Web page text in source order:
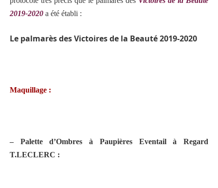
2019-2020 a été établi :
Le palmarès des Victoires de la Beauté 2019-2020
Maquillage :
– Palette d’Ombres à Paupières Eventail à Regard
T.LECLERC :